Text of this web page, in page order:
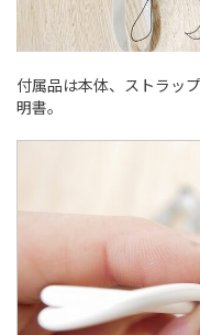
付属品は本体、ストラッ
明書。